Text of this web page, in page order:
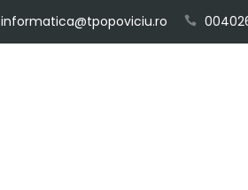
informatica@tpopoviciu.ro